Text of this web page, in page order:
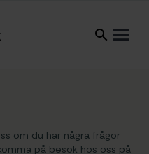
om du har några frågor
på besök hos oss på